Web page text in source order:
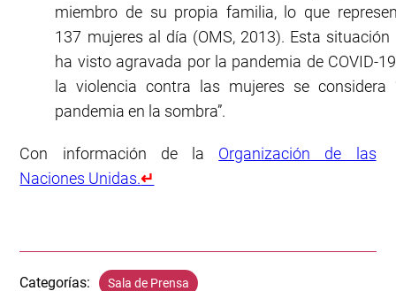
miembro de su propia familia, lo que
137 mujeres al día (OMS, 2013). Esta situación
ha visto agravada por la pandemia de COVID-
la violencia contra las mujeres se considera
pandemia en la sombra”.
Con información de la Organización de las
Naciones Unidas.↵
Categorías: Sala de Prensa